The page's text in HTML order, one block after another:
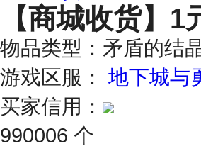
【商城收货】 1
物品类型：矛盾的结
游戏区服： 地下城与
买家信用：
990006 个